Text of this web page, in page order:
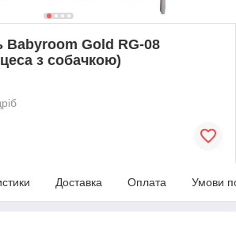
Babyroom Gold RG-08
з собачкою)
Доставка Оплата Умови